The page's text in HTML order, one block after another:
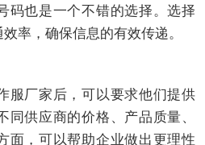
码也是一个不错的选择。选择
率，确保信息的有效传递。
服厂家后，可以要求他们提供
同供应商的价格、产品质量、
面，可以帮助企业做出更理性